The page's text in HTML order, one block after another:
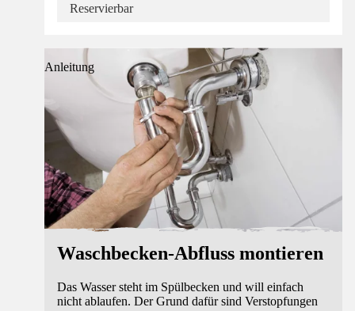
Reservierbar
Anleitung
Waschbecken-Abfluss montieren
Das Wasser steht im Spülbecken und will einfach
nicht ablaufen. Der Grund dafür sind Verstopfungen